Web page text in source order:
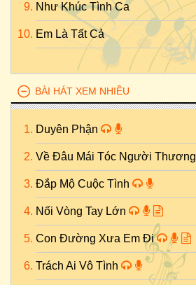
Như Khúc Tình Ca
Em Là Tất Cả
BÀI HÁT XEM NHIỀU
Duyên Phận
Về Đâu Mái Tóc Người Thương
Đắp Mộ Cuộc Tình
Nối Vòng Tay Lớn
Con Đường Xưa Em Đi
Trách Ai Vô Tình